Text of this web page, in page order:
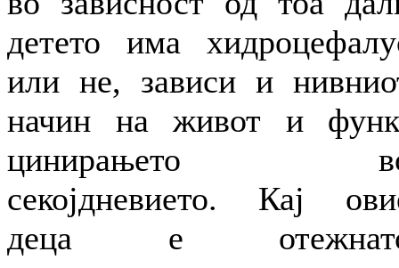
детето има
или не, зависи и
начин на живот и
цинирањето
секојдневието. Кај
деца е